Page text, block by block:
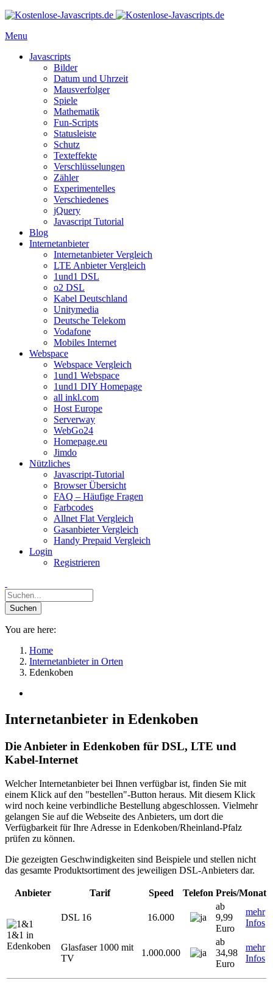
Menu
Javascripts
Bilder
Datum und Uhrzeit
Mausverfolger
Spiele
Mathematik
Fun-Scripts
Statusleiste
Schutz
Texteffekte
Verschlüsselungen
Zähler
Experimentelles
Verschiedenes
jQuery
Javascript Tutorial
Blog
Internetanbieter
Internetanbieter Vergleich
LTE Anbieter Vergleich
1und1 DSL
o2 DSL
Kabel Deutschland
Unitymedia
Deutsche Telekom
Vodafone
Mobiles Internet
Webspace
Webspace Vergleich
1und1 Webspace
1und1 DIY Homepage
all inkl.com
Host Europe
Serverway
WebGo24
Homepage.eu
Jimdo
Nützliches
Javascript-Tutorial
Browser Übersicht
FAQ – Häufige Fragen
Farbcodes
Allnet Flat Vergleich
Gasanbieter Vergleich
Handy Prepaid Vergleich
Login
Registrieren
You are here:
Home
Internetanbieter in Orten
Edenkoben
Internetanbieter in Edenkoben
Die Anbieter in Edenkoben für DSL, LTE und
Kabel-Internet
Welcher Internetanbieter bei Ihnen verfügbar ist, finden Sie mit
einem Klick auf den "bestellen"-Button heraus. Mit diesem Klick
wird noch keine verbindliche Bestellung abgeschlossen. Vielmehr
gelangen Sie auf die Webseite des Anbieters, um dort die
Verfügbarkeit für Ihre Adresse in Edenkoben/Rheinland-Pfalz
prüfen zu können.
Die gezeigten Geschwindigkeiten sind Beispiele und stellen nicht
das gesamte Produktsortiment des jeweiligen DSL-Anbieters dar.
Anbieter Tarif Speed Telefon Preis/Monat
1&1 in
Edenkoben
DSL 16 16.000
ab
9,99
Euro
mehr
Infos
Glasfaser 1000 mit
TV
1.000.000
ab
34,98
Euro
mehr
Infos